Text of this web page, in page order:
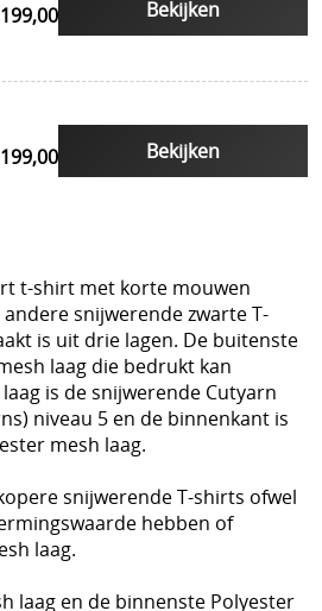
vest tegen TT 33 Tokarev
T-shirt carriers
forum update
vesten voor politieagenten
voor Benelux burgers
vesten Ukraine / Oekraïne
- Magyar
- český
- Slovenski
Bekijken
Bekijken
t-shirt met korte mouwen
snijwerende zwarte T-
is uit drie lagen. De buitenste
laag die bedrukt kan
is de snijwerende Cutyarn
niveau 5 en de binnenkant is
mesh laag.
snijwerende T-shirts ofwel
hebben of
laag.
laag en de binnenste Polyester